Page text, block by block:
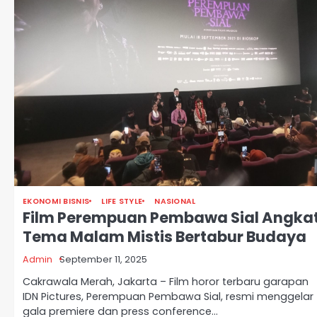
EKONOMI BISNIS LIFE STYLE NASIONAL
Film Perempuan Pembawa Sial
Tema Malam Mistis Bertabur Budaya
Admin September 11, 2025
Cakrawala Merah, Jakarta – Film horor terbaru garapan
IDN Pictures, Perempuan Pembawa Sial, resmi menggelar
gala premiere dan press conference…